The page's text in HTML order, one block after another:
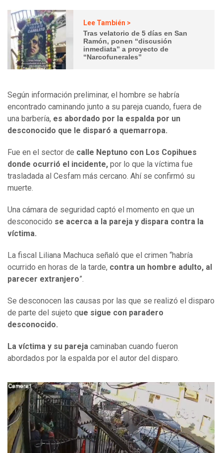
Lee También >
Tras velatorio de 5 días en San
Ramón, ponen “discusión
inmediata” a proyecto de
“Narcofunerales”
Según información preliminar, el hombre se habría
encontrado caminando junto a su pareja cuando, fuera de
una barbería, es abordado por la espalda por un
desconocido que le disparó a quemarropa.
Fue en el sector de calle Neptuno con Los Copihues
donde ocurrió el incidente, por lo que la víctima fue
trasladada al Cesfam más cercano. Ahí se confirmó su
muerte.
Una cámara de seguridad captó el momento en que un
desconocido se acerca a la pareja y dispara contra la
víctima.
La fiscal Liliana Machuca señaló que el crimen “habría
ocurrido en horas de la tarde, contra un hombre adulto, al
parecer extranjero”.
Se desconocen las causas por las que se realizó el disparo
de parte del sujeto que sigue con paradero
desconocido.
La víctima y su pareja caminaban cuando fueron
abordados por la espalda por el autor del disparo.